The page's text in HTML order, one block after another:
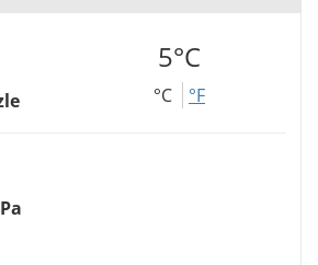
5°C
°C °F